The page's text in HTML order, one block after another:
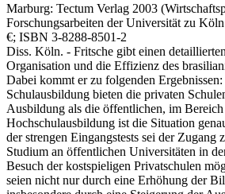
Marburg: Tectum Verlag 2003
Forschungsarbeiten der Universität zu
€; ISBN 3-8288-8501-2
Diss. Köln. - Fritsche gibt einen
Organisation und die Effizienz des
Dabei kommt er zu folgenden
Schulausbildung bieten die privaten
Ausbildung als die öffentlichen, im
Hochschulausbildung ist die Situation
der strengen Eingangstests sei der Zugang
Studium an öffentlichen Universitäten in
Besuch der kostspieligen Privatschulen
seien nicht nur durch eine Erhöhung der